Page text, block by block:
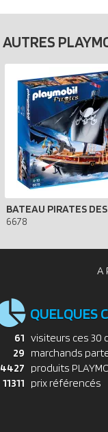
AUTRES
6678
A
QUELQUES
61 visiteurs ces 30
29 marchands
4427 produits
11311 prix référencés